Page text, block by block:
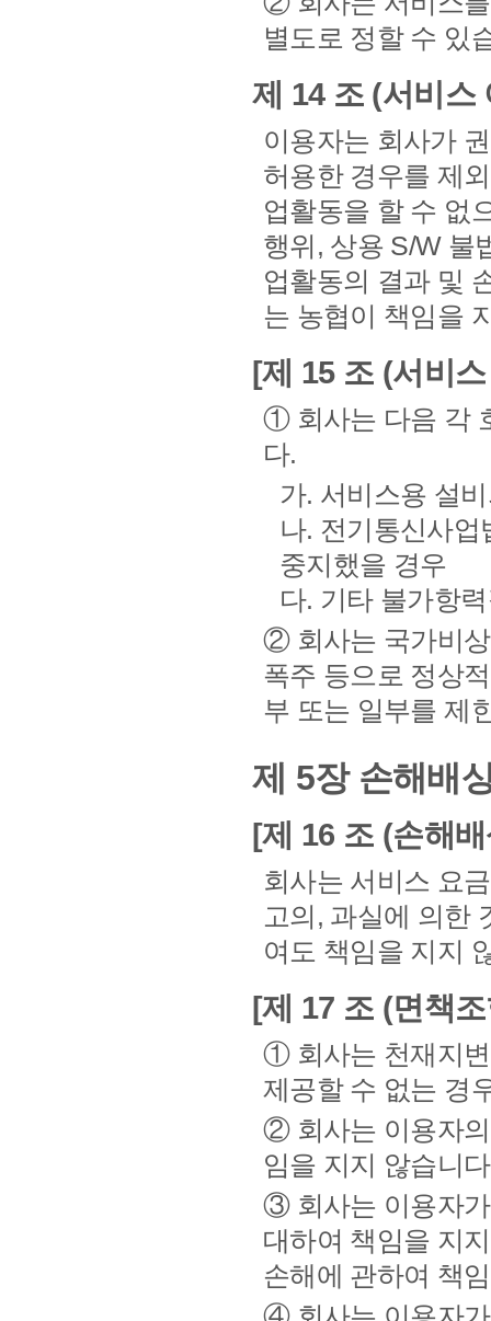
별도로 정할 수 있
제 14 조 (서비스
이용자는 회사가
허용한 경우를 제
업활동을 할 수 없
행위, 상용 S/W 불
업활동의 결과 및
는 농협이 책임을
[제 15 조 (서비
① 회사는 다음 각
다.
가. 서비스용 설
나. 전기통신사
중지했을 경우
다. 기타 불가항
② 회사는 국가비
폭주 등으로 정상
부 또는 일부를 제
제 5장 손해배
[제 16 조 (손해
회사는 서비스 요
고의, 과실에 의한
여도 책임을 지지
[제 17 조 (면책
① 회사는 천재지
제공할 수 없는 경
② 회사는 이용자
임을 지지 않습니
③ 회사는 이용자
대하여 책임을 지
손해에 관하여 책